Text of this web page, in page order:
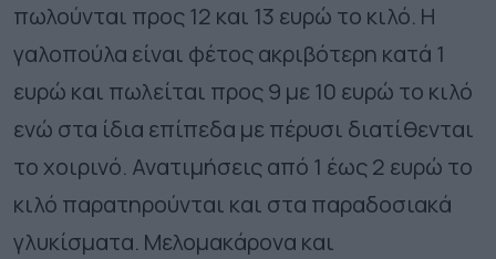
πωλούνται προς 12 και 13 ευρώ το κιλό. Η
γαλοπούλα είναι φέτος ακριβότερη κατά 1
ευρώ και πωλείται προς 9 με 10 ευρώ το κιλό
ενώ στα ίδια επίπεδα με πέρυσι διατίθενται
το χοιρινό. Ανατιμήσεις από 1 έως 2 ευρώ το
κιλό παρατηρούνται και στα παραδοσιακά
γλυκίσματα. Μελομακάρονα και